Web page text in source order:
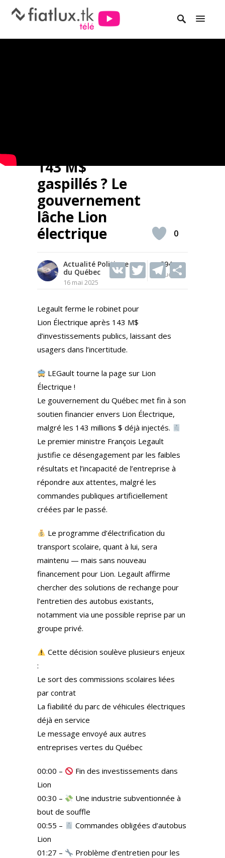
143 M$
gaspillés ? Le
gouvernement
lâche Lion
électrique
Actualité Politique
du Québec
16 mai 2025
294
Vues
V T T
a
0
Legault ferme le robinet pour
Lion Électrique après 143 M$
d’investissements publics, laissant des
usagers dans l’incertitude.
LEGault tourne la page sur Lion
Électrique !
Le gouvernement du Québec met fin à son
soutien financier envers Lion Électrique,
malgré les 143 millions $ déjà injectés.
Le premier ministre François Legault
justifie ce désengagement par les faibles
résultats et l’incapacité de l’entreprise à
répondre aux attentes, malgré les
commandes publiques artificiellement
créées par le passé.
Le programme d’électrification du
transport scolaire, quant à lui, sera
maintenu — mais sans nouveau
financement pour Lion. Legault affirme
chercher des solutions de rechange pour
l’entretien des autobus existants,
notamment via une possible reprise par un
groupe privé.
Cette décision soulève plusieurs enjeux
:
Le sort des commissions scolaires liées
par contrat
La fiabilité du parc de véhicules électriques
déjà en service
Le message envoyé aux autres
entreprises vertes du Québec
00:00 –
Fin des investissements dans
Lion
00:30 –
Une industrie subventionnée à
bout de souffle
00:55 –
Commandes obligées d’autobus
Lion
01:27 –
Problème d’entretien pour les